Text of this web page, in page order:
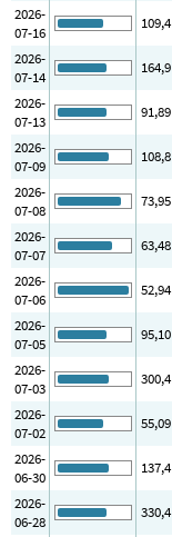
2026-
07-16
109,4
2026-
07-14
164,9
2026-
07-13
91,89
2026-
07-09
108,8
2026-
07-08
73,95
2026-
07-07
63,48
2026-
07-06
52,94
2026-
07-05
95,10
2026-
07-03
300,4
2026-
07-02
55,09
2026-
06-30
137,4
2026-
06-28
330,4